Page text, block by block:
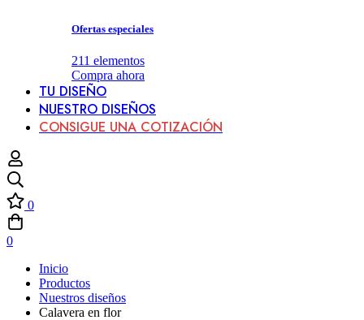
Ofertas especiales
211 elementos
Compra ahora
TU DISEÑO
NUESTRO DISEÑOS
CONSIGUE UNA COTIZACIÓN
0
0
Inicio
Productos
Nuestros diseños
Calavera en flor